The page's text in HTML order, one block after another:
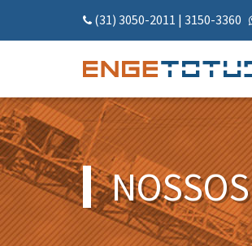
(31) 3050-2011 | 3150-3360